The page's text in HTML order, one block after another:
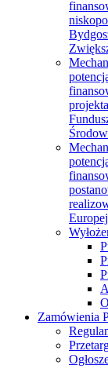
Zamówienia